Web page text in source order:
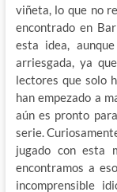
viñeta, lo que no
encontrado en
esta idea,
arriesgada, ya
lectores que solo
han empezado a
aún es pronto
serie.
jugado con esta
encontramos a
incomprensible